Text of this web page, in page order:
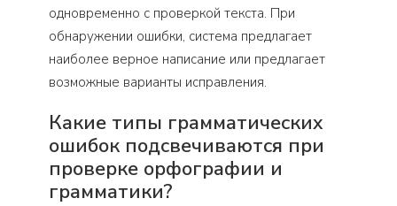
одновременно с проверкой текста. При
обнаружении ошибки, система предлагает
наиболее верное написание или предлагает
возможные варианты исправления.
Какие типы грамматических
ошибок подсвечиваются при
проверке орфографии и
грамматики?